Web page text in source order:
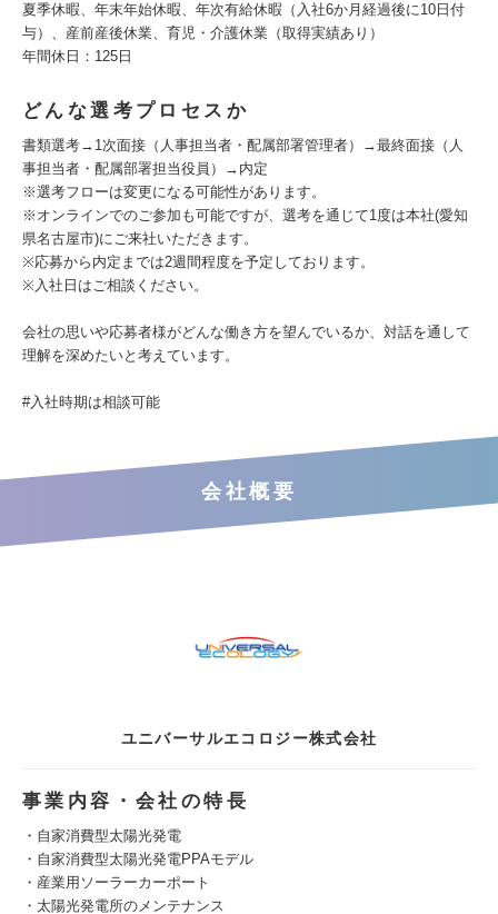
夏季休暇、年末年始休暇、年次有給休暇（入社6か月経過後に10日付
与）、産前産後休業、育児・介護休業（取得実績あり）
年間休日：125日
どんな選考プロセスか
書類選考→1次面接（人事担当者・配属部署管理者）→最終面接（人
事担当者・配属部署担当役員）→内定
※選考フローは変更になる可能性があります。
※オンラインでのご参加も可能ですが、選考を通じて1度は本社(愛知
県名古屋市)にご来社いただきます。
※応募から内定までは2週間程度を予定しております。
※入社日はご相談ください。
会社の思いや応募者様がどんな働き方を望んでいるか、対話を通して
理解を深めたいと考えています。
#入社時期は相談可能
会社概要
ユニバーサルエコロジー株式会社
事業内容・会社の特長
・自家消費型太陽光発電
・自家消費型太陽光発電PPAモデル
・産業用ソーラーカーポート
・太陽光発電所のメンテナンス